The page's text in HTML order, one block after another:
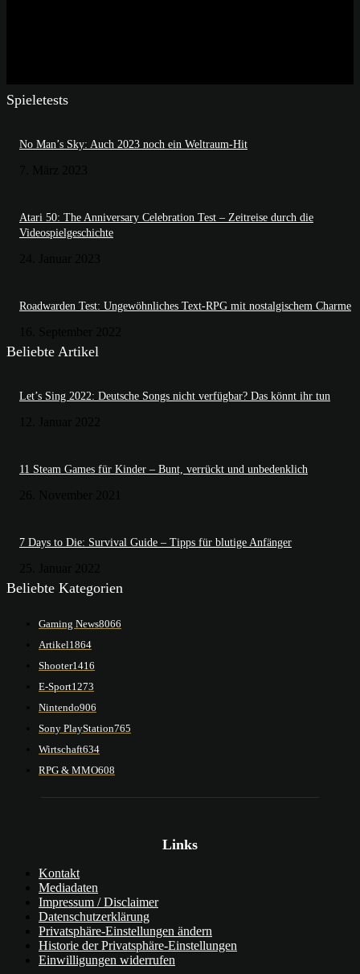
Spieletests
No Man’s Sky: Auch 2023 noch ein Weltraum-Hit
Atari 50: The Anniversary Celebration Test – Zeitreise durch die
Videospielgeschichte
Roadwarden Test: Ungewöhnliches Text-RPG mit nostalgischem Charme
Beliebte Artikel
Let’s Sing 2022: Deutsche Songs nicht verfügbar? Das könnt ihr tun
11 Steam Games für Kinder – Bunt, verrückt und unbedenklich
7 Days to Die: Survival Guide – Tipps für blutige Anfänger
Beliebte Kategorien
Gaming News8066
Artikel1864
Shooter1416
E-Sport1273
Nintendo906
Sony PlayStation765
Wirtschaft634
RPG & MMO608
Links
Kontakt
Mediadaten
Impressum / Disclaimer
Datenschutzerklärung
Privatsphäre-Einstellungen ändern
Historie der Privatsphäre-Einstellungen
Einwilligungen widerrufen